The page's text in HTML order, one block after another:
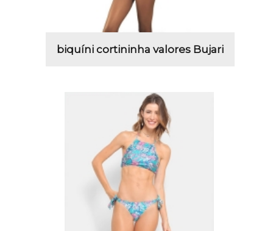
biquíni cortininha valores Bujari